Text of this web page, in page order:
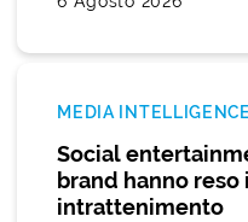
MEDIA INTELLIGENCE
Social
brand hanno
intrattenimento